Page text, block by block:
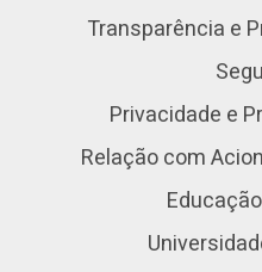
Transparência e
Privacidade e
Relação com